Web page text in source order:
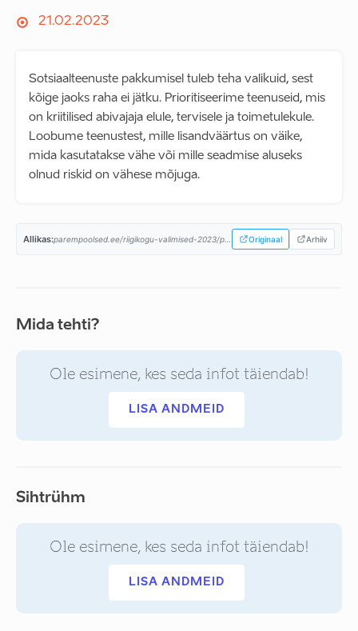
21.02.2023
Sotsiaalteenuste pakkumisel tuleb teha valikuid, sest
kõige jaoks raha ei jätku. Prioritiseerime teenuseid, mis
on kriitilised abivajaja elule, tervisele ja toimetulekule.
Loobume teenustest, mille lisandväärtus on väike,
mida kasutatakse vähe või mille seadmise aluseks
olnud riskid on vähese mõjuga.
Allikas: Originaal Arhiiv
Mida tehti?
Ole esimene, kes seda infot täiendab!
LISA ANDMEID
Sihtrühm
Ole esimene, kes seda infot täiendab!
LISA ANDMEID